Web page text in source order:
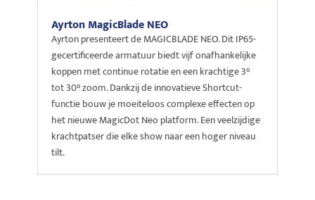
Ayrton MagicBlade NEO
Ayrton presenteert de MAGICBLADE NEO. Dit IP65-
gecertificeerde armatuur biedt vijf onafhankelijke
koppen met continue rotatie en een krachtige 3°
tot 30° zoom. Dankzij de innovatieve Shortcut-
functie bouw je moeiteloos complexe effecten op
het nieuwe MagicDot Neo platform. Een veelzijdige
krachtpatser die elke show naar een hoger niveau
tilt.